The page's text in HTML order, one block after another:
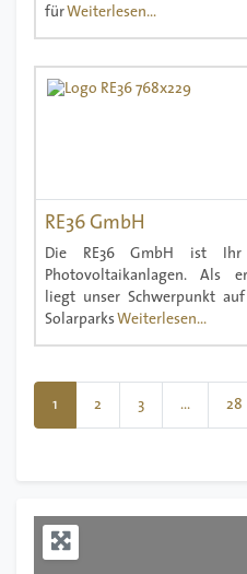
fürWeiterlesen...
RE36 GmbH
Die RE36 GmbH ist Ihr
Photovoltaikanlagen. Als
liegt unser Schwerpunkt
SolarparksWeiterlesen...
Posts navigation
1 2 3 … 28